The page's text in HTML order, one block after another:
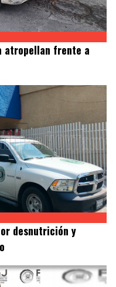
atropellan frente a
desnutrición y